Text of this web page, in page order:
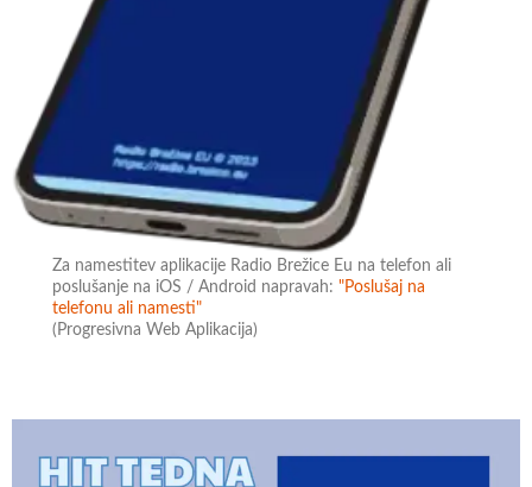
Za namestitev aplikacije Radio Brežice Eu na telefon ali
poslušanje na iOS / Android napravah:"Poslušaj na
telefonu ali namesti"
(Progresivna Web Aplikacija)